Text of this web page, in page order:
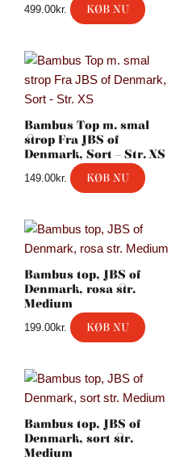
499.00kr. KØB NU
Bambus Top m. smal
strop Fra JBS of
Denmark, Sort – Str. XS
149.00kr. KØB NU
Bambus top, JBS of
Denmark, rosa str.
Medium
199.00kr. KØB NU
Bambus top, JBS of
Denmark, sort str.
Medium